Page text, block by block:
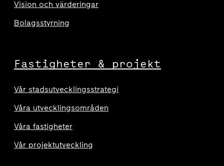
Vision och värderingar
Bolagsstyrning
Fastigheter & projekt
Vår stadsutvecklingsstrategi
Våra utvecklingsområden
Våra fastigheter
Vår projektutveckling